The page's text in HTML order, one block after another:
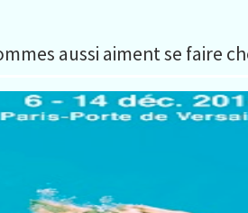
aussi aiment se faire